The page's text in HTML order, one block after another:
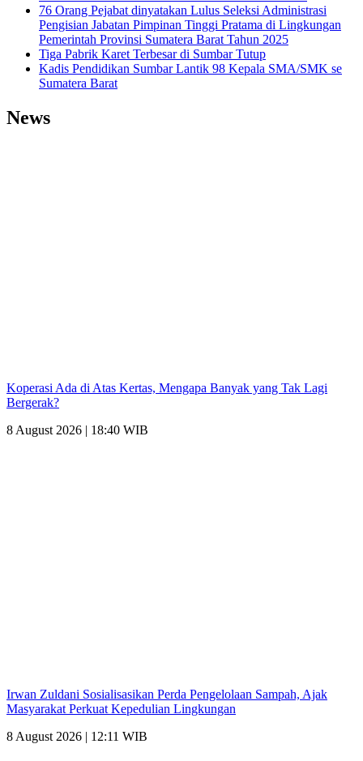
76 Orang Pejabat dinyatakan Lulus Seleksi Administrasi
Pengisian Jabatan Pimpinan Tinggi Pratama di Lingkungan
Pemerintah Provinsi Sumatera Barat Tahun 2025
Tiga Pabrik Karet Terbesar di Sumbar Tutup
Kadis Pendidikan Sumbar Lantik 98 Kepala SMA/SMK se
Sumatera Barat
News
Koperasi Ada di Atas Kertas, Mengapa Banyak yang Tak Lagi
Bergerak?
8 August 2026 | 18:40 WIB
Irwan Zuldani Sosialisasikan Perda Pengelolaan Sampah, Ajak
Masyarakat Perkuat Kepedulian Lingkungan
8 August 2026 | 12:11 WIB